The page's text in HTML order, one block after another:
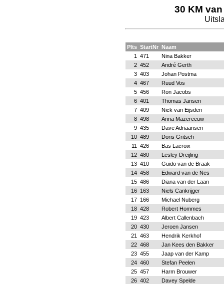
30 KM
Plts StartNr Naam
1
471
Nina Bakker
2 452
André Gerth
3 403
Johan Postma
4 467
Ruud Vos
5 456
Ron Jacobs
6 401
Thomas Jansen
7 409
Nick van Eijsden
8 498
Anna Mazereeuw
9 435
Dave Adriaansen
10 489
Doris Gritsch
11
426
Bas Lacroix
12 480
Lesley Dreijling
13 410
Guido van de Braak
14 458
Edward van de Nes
15 486
Diana van der Laan
16
163
Niels Cankrijger
17
166
Michael Nuberg
18 428
Robert Hommes
19 423
Albert Callenbach
20 430
Jeroen Jansen
21
463
Hendrik Kerkhof
22 468
Jan Kees den Bakker
23 455
Jaap van der Kamp
24 460
Stefan Peelen
25 457
Harm Brouwer
26 402
Davey Spelde